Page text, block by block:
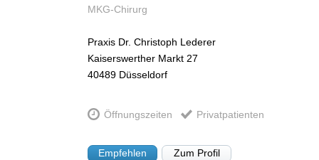
MKG-Chirurg
Praxis Dr. Christoph Lederer
Kaiserswerther Markt 27
40489 Düsseldorf
Öffnungszeiten Privatpatienten
Empfehlen Zum Profil